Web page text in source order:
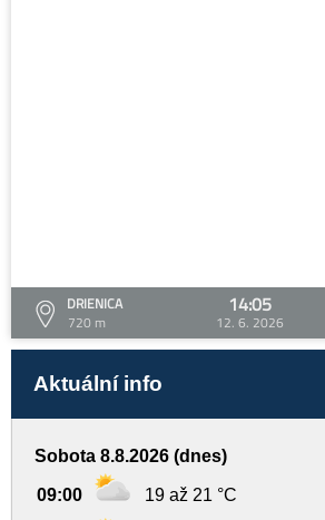
DRIENICA
720 m
14:05
12. 6. 2026
Aktuální info
Sobota 8.8.2026 (dnes)
09:00 19 až 21 °C